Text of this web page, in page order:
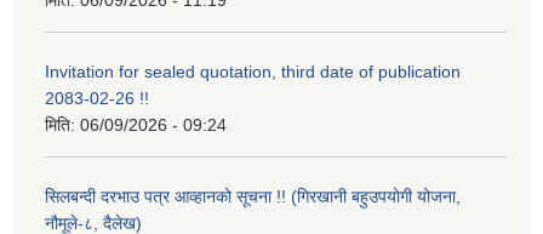
Invitation for sealed quotation, third date of publication
2083-02-26 !!
मिति: 06/09/2026 - 09:24
सिलबन्दी दरभाउ पत्र आव्हानको सूचना !! (गिरखानी बहुउपयोगी योजना,
नौमूले-८, दैलेख)